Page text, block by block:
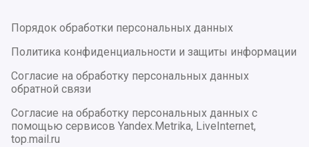
Порядок обработки персональных данных
Политика конфиденциальности и защиты информации
Согласие на обработку персональных данных
обратной связи
Согласие на обработку персональных данных с
помощью сервисов Yandex.Metrika, LiveInternet,
top.mail.ru